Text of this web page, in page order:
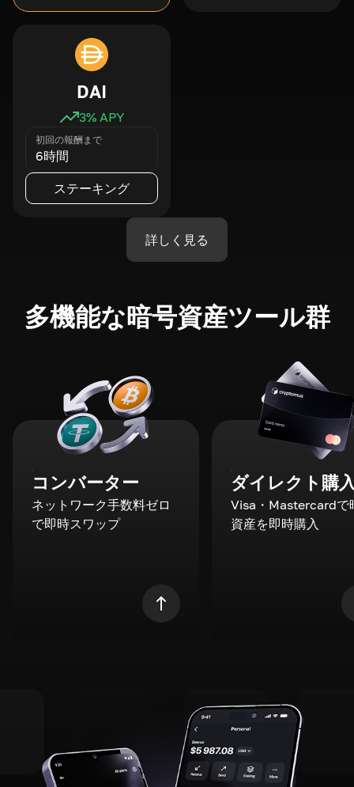
DAI
3% APY
初回の報酬まで
6時間
ステーキング
詳しく見る
多機能な暗号資産ツール群
コンバーター
ネットワーク手数料ゼロ
で即時スワップ
ダイレクト購
Visa・Mastercardで
資産を即時購入